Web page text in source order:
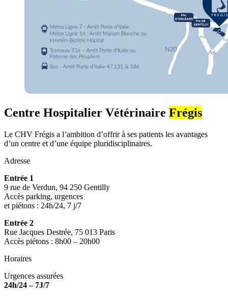
Centre Hospitalier Vétérinaire Frégis
Le CHV Frégis a l’ambition d’offrir à ses patients les avantages
d’un centre et d’une équipe pluridisciplinaires.
Adresse
Entrée 1
9 rue de Verdun, 94 250 Gentilly
Accès parking, urgences
et piétons : 24h/24, 7 j/7
Entrée 2
Rue Jacques Destrée, 75 013 Paris
Accès piétons : 8h00 – 20h00
Horaires
Urgences assurées
24h/24 – 7J/7